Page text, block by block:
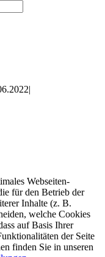
|
Webseiten-
für den Betrieb der
Inhalte (z. B.
welche Cookies
auf Basis Ihrer
der Seite
finden Sie in unseren